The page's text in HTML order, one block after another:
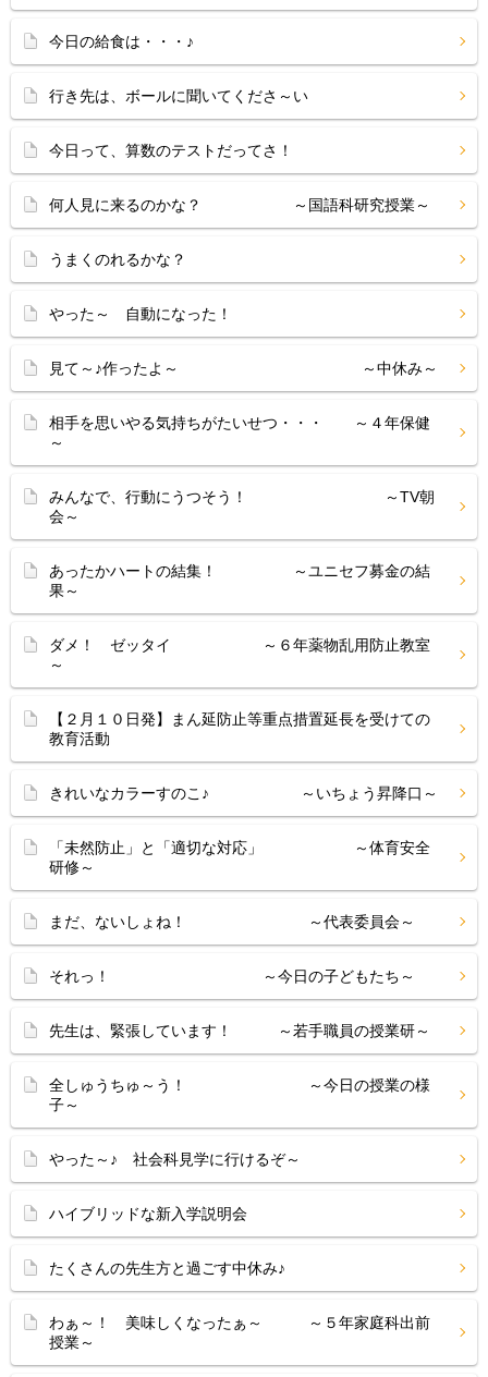
今日の給食は・・・♪
行き先は、ボールに聞いてくださ～い
今日って、算数のテストだってさ！
何人見に来るのかな？ ～国語科研究授業～
うまくのれるかな？
やった～ 自動になった！
見て～♪作ったよ～ ～中休み～
相手を思いやる気持ちがたいせつ・・・ ～４年保健
～
みんなで、行動にうつそう！ ～TV朝
会～
あったかハートの結集！ ～ユニセフ募金の結
果～
ダメ！ ゼッタイ ～６年薬物乱用防止教室
～
【２月１０日発】まん延防止等重点措置延長を受けての
教育活動
きれいなカラーすのこ♪ ～いちょう昇降口～
「未然防止」と「適切な対応」 ～体育安全
研修～
まだ、ないしょね！ ～代表委員会～
それっ！ ～今日の子どもたち～
先生は、緊張しています！ ～若手職員の授業研～
全しゅうちゅ～う！ ～今日の授業の様
子～
やった～♪ 社会科見学に行けるぞ～
ハイブリッドな新入学説明会
たくさんの先生方と過ごす中休み♪
わぁ～！ 美味しくなったぁ～ ～５年家庭科出前
授業～